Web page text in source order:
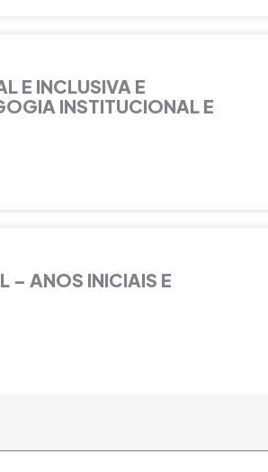
E INCLUSIVA E
INSTITUCIONAL E
– ANOS INICIAIS E